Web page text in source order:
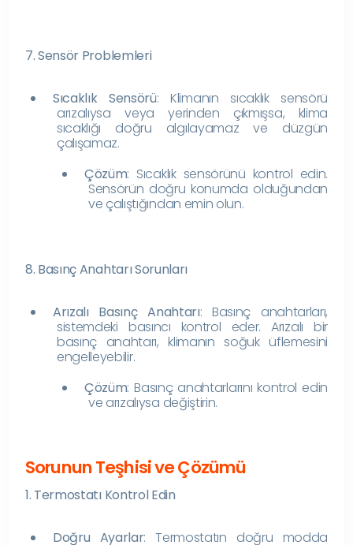
7. Sensör Problemleri
Sıcaklık Sensörü: Klimanın sıcaklık sensörü
arızalıysa veya yerinden çıkmışsa, klima
sıcaklığı doğru algılayamaz ve düzgün
çalışamaz.
Çözüm: Sıcaklık sensörünü kontrol edin.
Sensörün doğru konumda olduğundan
ve çalıştığından emin olun.
8. Basınç Anahtarı Sorunları
Arızalı Basınç Anahtarı: Basınç anahtarları,
sistemdeki basıncı kontrol eder. Arızalı bir
basınç anahtarı, klimanın soğuk üflemesini
engelleyebilir.
Çözüm: Basınç anahtarlarını kontrol edin
ve arızalıysa değiştirin.
Sorunun Teşhisi ve Çözümü
1. Termostatı Kontrol Edin
Doğru Ayarlar: Termostatın doğru modda